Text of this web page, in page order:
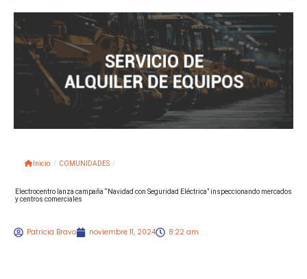
Inicio / COMUNIDADES /
Electrocentro lanza campaña “Navidad con Seguridad Eléctrica” inspeccionando mercados
y centros comerciales
Patricia Bravo noviembre 11, 2024 8:22 am